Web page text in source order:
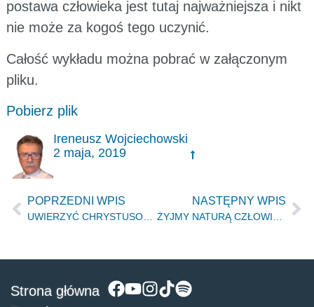
postawa człowieka jest tutaj najważniejsza i nikt
nie może za kogoś tego uczynić.
Całość wykładu można pobrać w załączonym
pliku.
Pobierz plik
Ireneusz Wojciechowski
2 maja, 2019
POPRZEDNI WPIS
UWIERZYĆ CHRYSTUSOWI – Łódź, 11.01.2019r.
NASTĘPNY WPIS
Strona główna